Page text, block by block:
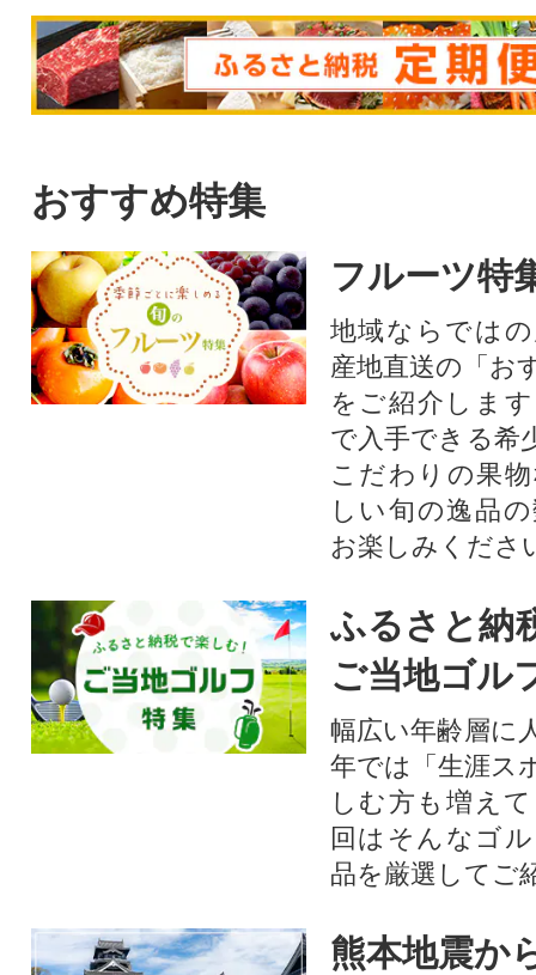
おすすめ特集
フルーツ特
地域ならでは
産地直送の「お
をご紹介しま
で入手できる希
こだわりの果
しい旬の逸品
お楽しみくださ
ふるさと納
ご当地ゴル
幅広い年齢層に
年では「生涯ス
しむ方も増え
回はそんなゴ
品を厳選してご
熊本地震か